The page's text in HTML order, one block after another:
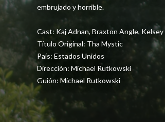
embrujado y horrible.
Cast: Kaj Adnan, Braxton Angle, Kelsey
Título Original: Tha Mystic
País: Estados Unidos
Dirección: Michael Rutkowski
Guión: Michael Rutkowski